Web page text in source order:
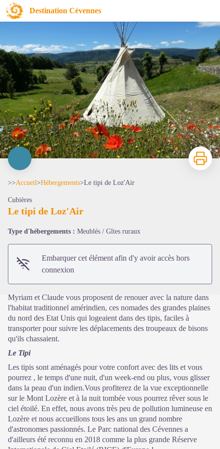
Destination Cévennes
Le tipi de Loz'Air
Voir l'image en plein écran
Imprimer
>>Accueil>Hébergements>Le tipi de Loz'Air
Cubières
Le tipi de Loz'Air
Type d'hébergements : Meublés / Gîtes ruraux
Embarquer cet élément afin d'y avoir accès hors
connexion
Myriam et Claude vous proposent de renouer avec la nature dans
l'habitat traditionnel amérindien, ces nomades des grandes plaines
du nord des Etat Unis qui logeaient dans des tipis, faciles à
transporter pour suivre les déplacements des troupeaux de bisons
qu'ils chassaient.
Le Tipi
Les tipis sont aménagés pour votre confort avec des lits et vous
pourrez , le temps d'une nuit, d'un week-end ou plus, vous glisser
dans la peau d'un indien.Vous profiterez de la vue exceptionnelle
sur le Mont Lozère et à la nuit tombée vous pourrez rêver sous le
ciel étoilé. En effet, nous avons très peu de pollution lumineuse en
Lozère et nous accueillons tous les ans un grand nombre
d'astronomes passionnés. Le Parc national des Cévennes a
d'ailleurs été reconnu en 2018 comme la plus grande Réserve